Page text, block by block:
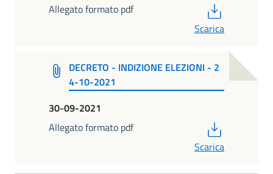
Allegato formato pdf
Scarica
DECRETO - INDIZIONE ELEZIONI - 2
4-10-2021
30-09-2021
Allegato formato pdf
Scarica